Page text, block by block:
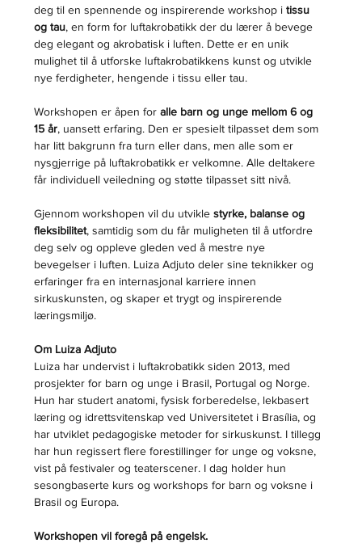
deg til en spennende og inspirerende workshop i tissu
og tau, en form for luftakrobatikk der du lærer å bevege
deg elegant og akrobatisk i luften. Dette er en unik
mulighet til å utforske luftakrobatikkens kunst og utvikle
nye ferdigheter, hengende i tissu eller tau.
Workshopen er åpen for alle barn og unge mellom 6 og
15 år, uansett erfaring. Den er spesielt tilpasset dem som
har litt bakgrunn fra turn eller dans, men alle som er
nysgjerrige på luftakrobatikk er velkomne. Alle deltakere
får individuell veiledning og støtte tilpasset sitt nivå.
Gjennom workshopen vil du utvikle styrke, balanse og
fleksibilitet, samtidig som du får muligheten til å utfordre
deg selv og oppleve gleden ved å mestre nye
bevegelser i luften. Luiza Adjuto deler sine teknikker og
erfaringer fra en internasjonal karriere innen
sirkuskunsten, og skaper et trygt og inspirerende
læringsmiljø.
Om Luiza Adjuto
Luiza har undervist i luftakrobatikk siden 2013, med
prosjekter for barn og unge i Brasil, Portugal og Norge.
Hun har studert anatomi, fysisk forberedelse, lekbasert
læring og idrettsvitenskap ved Universitetet i Brasília, og
har utviklet pedagogiske metoder for sirkuskunst. I tillegg
har hun regissert flere forestillinger for unge og voksne,
vist på festivaler og teaterscener. I dag holder hun
sesongbaserte kurs og workshops for barn og voksne i
Brasil og Europa.
Workshopen vil foregå på engelsk.